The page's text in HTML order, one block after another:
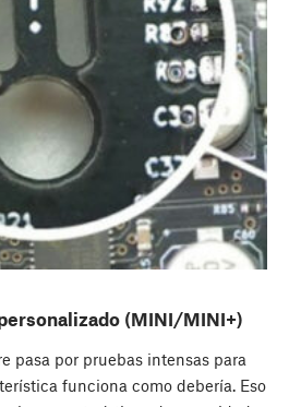
(MINI/MINI+)
pasa por pruebas intensas para
funciona como debería. Eso